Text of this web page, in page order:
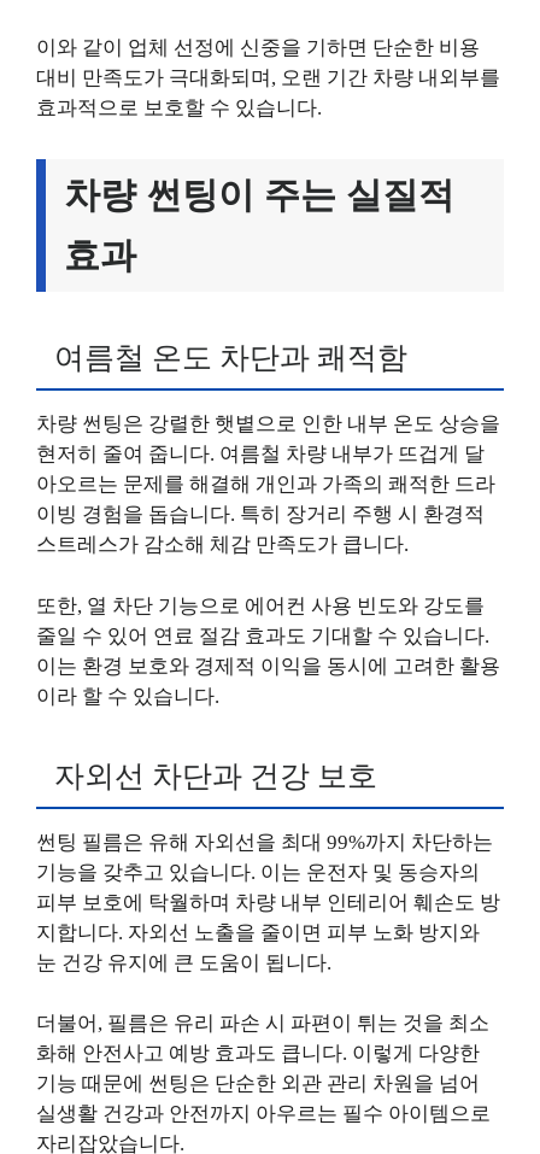
이와 같이 업체 선정에 신중을 기하면 단순한 비용
대비 만족도가 극대화되며, 오랜 기간 차량 내외부를
효과적으로 보호할 수 있습니다.
차량 썬팅이 주는 실질적
효과
여름철 온도 차단과 쾌적함
차량 썬팅은 강렬한 햇볕으로 인한 내부 온도 상승을
현저히 줄여 줍니다. 여름철 차량 내부가 뜨겁게 달
아오르는 문제를 해결해 개인과 가족의 쾌적한 드라
이빙 경험을 돕습니다. 특히 장거리 주행 시 환경적
스트레스가 감소해 체감 만족도가 큽니다.
또한, 열 차단 기능으로 에어컨 사용 빈도와 강도를
줄일 수 있어 연료 절감 효과도 기대할 수 있습니다.
이는 환경 보호와 경제적 이익을 동시에 고려한 활용
이라 할 수 있습니다.
자외선 차단과 건강 보호
썬팅 필름은 유해 자외선을 최대 99%까지 차단하는
기능을 갖추고 있습니다. 이는 운전자 및 동승자의
피부 보호에 탁월하며 차량 내부 인테리어 훼손도 방
지합니다. 자외선 노출을 줄이면 피부 노화 방지와
눈 건강 유지에 큰 도움이 됩니다.
더불어, 필름은 유리 파손 시 파편이 튀는 것을 최소
화해 안전사고 예방 효과도 큽니다. 이렇게 다양한
기능 때문에 썬팅은 단순한 외관 관리 차원을 넘어
실생활 건강과 안전까지 아우르는 필수 아이템으로
자리잡았습니다.